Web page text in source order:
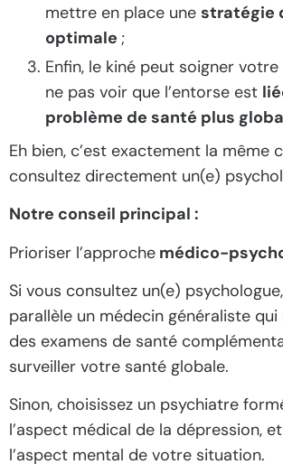
mettre en place une stratégie
optimale ;
Enfin, le kiné peut soigner votre
ne pas voir que l’entorse est
problème de santé plus
Eh bien, c’est exactement la même
consultez directement un(e)
Notre conseil principal :
Prioriser l’approche médico-
Si vous consultez un(e)
parallèle un médecin généraliste
des examens de santé
surveiller votre santé globale.
Sinon, choisissez un psychiatre
l’aspect médical de la dépression,
l’aspect mental de votre situation.